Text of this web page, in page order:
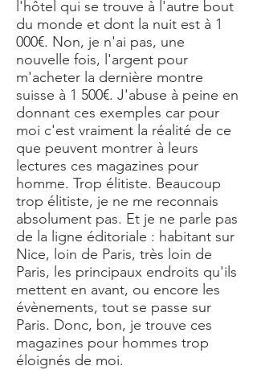
l'hôtel qui se trouve à l'autre bout
du monde et dont la nuit est à 1
000€. Non, je n'ai pas, une
nouvelle fois, l'argent pour
m'acheter la dernière montre
suisse à 1 500€. J'abuse à peine en
donnant ces exemples car pour
moi c'est vraiment la réalité de ce
que peuvent montrer à leurs
lectures ces magazines pour
homme. Trop élitiste. Beaucoup
trop élitiste, je ne me reconnais
absolument pas. Et je ne parle pas
de la ligne éditoriale : habitant sur
Nice, loin de Paris, très loin de
Paris, les principaux endroits qu'ils
mettent en avant, ou encore les
évènements, tout se passe sur
Paris. Donc, bon, je trouve ces
magazines pour hommes trop
éloignés de moi.